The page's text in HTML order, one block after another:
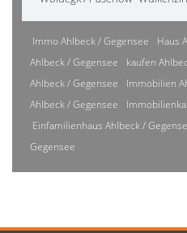
Immo Ahlbeck / Gegensee Haus
Ahlbeck / Gegensee
kaufen
Ahlbeck / Gegensee
Immobilien
Ahlbeck / Gegensee
Einfamilienhaus Ahlbeck /
Gegensee